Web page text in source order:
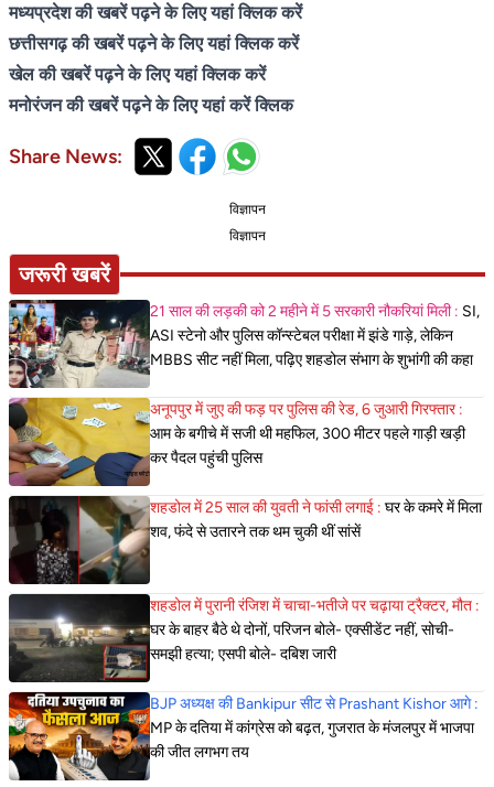
मध्यप्रदेश की खबरें पढ़ने के लिए यहां क्लिक करें
छत्तीसगढ़ की खबरें पढ़ने के लिए यहां क्लिक करें
खेल की खबरें पढ़ने के लिए यहां क्लिक करें
मनोरंजन की खबरें पढ़ने के लिए यहां करें क्लिक
Share News:
विज्ञापन
विज्ञापन
जरूरी खबरें
21 साल की लड़की को 2 महीने में 5 सरकारी नौकरियां मिली : SI,
ASI स्टेनो और पुलिस कॉन्स्टेबल परीक्षा में झंडे गाड़े, लेकिन
MBBS सीट नहीं मिला, पढ़िए शहडोल संभाग के शुभांगी की कहा
अनूपपुर में जुए की फड़ पर पुलिस की रेड, 6 जुआरी गिरफ्तार :
आम के बगीचे में सजी थी महफिल, 300 मीटर पहले गाड़ी खड़ी
कर पैदल पहुंची पुलिस
शहडोल में 25 साल की युवती ने फांसी लगाई : घर के कमरे में मिला
शव, फंदे से उतारने तक थम चुकी थीं सांसें
शहडोल में पुरानी रंजिश में चाचा-भतीजे पर चढ़ाया ट्रैक्टर, मौत :
घर के बाहर बैठे थे दोनों, परिजन बोले- एक्सीडेंट नहीं, सोची-
समझी हत्या; एसपी बोले- दबिश जारी
BJP अध्यक्ष की Bankipur सीट से Prashant Kishor आगे :
MP के दतिया में कांग्रेस को बढ़त, गुजरात के मंजलपुर में भाजपा
की जीत लगभग तय